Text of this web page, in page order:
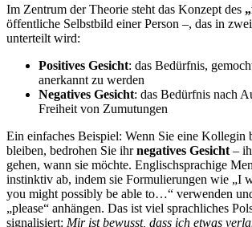
Im Zentrum der Theorie steht das Konzept des
öffentliche Selbstbild einer Person –, das in
unterteilt wird:
Positives Gesicht: das Bedürfnis,
anerkannt zu werden
Negatives Gesicht: das Bedürfnis nach
Freiheit von Zumutungen
Ein einfaches Beispiel: Wenn Sie eine Kollegin
bleiben, bedrohen Sie ihrnegatives Gesicht –
gehen, wann sie möchte. Englischsprachige
instinktiv ab, indem sie Formulierungen wie „I
you might possibly be able to…“ verwenden
„please“ anhängen. Das ist viel sprachliches
signalisiert: Mir ist bewusst, dass ich etwas